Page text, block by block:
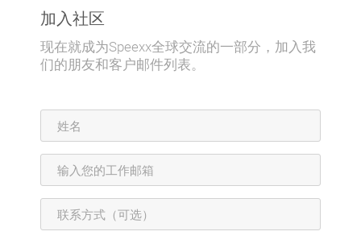
加入社区
现在就成为Speexx全球交流的一部分，加入我
们的朋友和客户邮件列表。